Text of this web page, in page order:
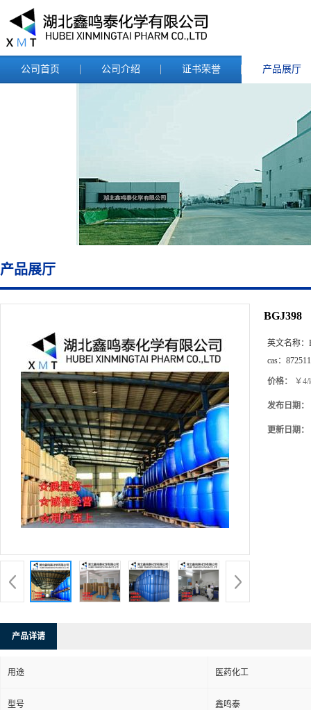
公司首页 公司介绍 证书荣誉 产品展厅
产品展厅
BGJ398
英文名称：
cas：
价格： ￥4/
发布日期：
更新日期：
产品详请
用途 医药化工
型号 鑫鸣泰